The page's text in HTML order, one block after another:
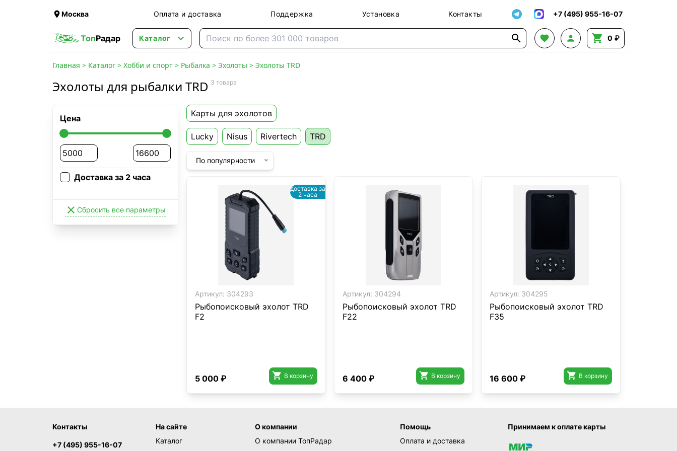
Москва Оплата и доставка Поддержка Установка Контакты +7 (495) 955-16-07
ТопРадар Каталог      0 ₽
Главная > Каталог > Хобби и спорт > Рыбалка > Эхолоты > Эхолоты TRD
Эхолоты для рыбалки TRD 3 товара
Цена
Доставка за 2 часа
 Сбросить все параметры
Карты для эхолотов
Lucky Nisus Rivertech TRD
По популярности
Артикул: 304293
Рыбопоисковый эхолот TRD
F2
5 000 ₽  В корзину
доставка за
2 часа
Артикул: 304294
Рыбопоисковый эхолот TRD
F22
6 400 ₽  В корзину
Артикул: 304295
Рыбопоисковый эхолот TRD
F35
16 600 ₽  В корзину
Контакты
+7 (495) 955-16-07
На сайте
Каталог
О компании
О компании ТопРадар
Помощь
Оплата и доставка
Принимаем к оплате карты